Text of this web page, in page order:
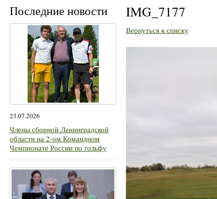
Последние новости
23.07.2026
Члены сборной Ленинградской
области на 2-ом Командном
Чемпионате России по гольфу
IMG_7177
Вернуться к списку